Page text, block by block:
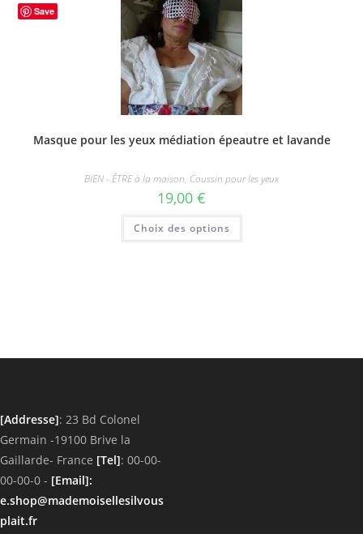
options
être
sur
la
page
du
Save
Masque pour les yeux médiation épeautre et lavande
BIEN - ÊTRE à la maison, Coussin pour les yeux
19,00 €
Choix des options
Ce
a
page
[Addresse]: 23 Bd Colonel
Germain -19100 Brive la
Gaillarde- France [Tel]: 00-00-
00-00-0 - [Email]:
e.shop@mademoisellesilvous
plait.fr